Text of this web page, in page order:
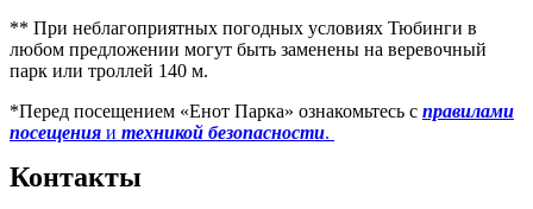
** При неблагоприятных погодных условиях Тюбинги в
любом предложении могут быть заменены на веревочный
парк или троллей 140 м.
*Перед посещением «Енот Парка» ознакомьтесь с правилами
посещения и техникой безопасности.
Контакты